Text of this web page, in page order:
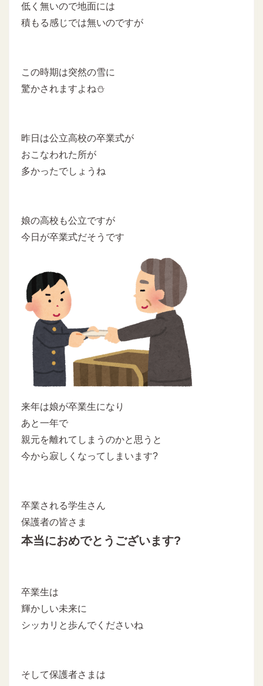
低く無いので地面には
積もる感じでは無いのですが
この時期は突然の雪に
驚かされますよね⛄
昨日は公立高校の卒業式が
おこなわれた所が
多かったでしょうね
娘の高校も公立ですが
今日が卒業式だそうです
来年は娘が卒業生になり
あと一年で
親元を離れてしまうのかと思うと
今から寂しくなってしまいます?
卒業される学生さん
保護者の皆さま
本当におめでとうございます?
卒業生は
輝かしい未来に
シッカリと歩んでくださいね
そして保護者さまは